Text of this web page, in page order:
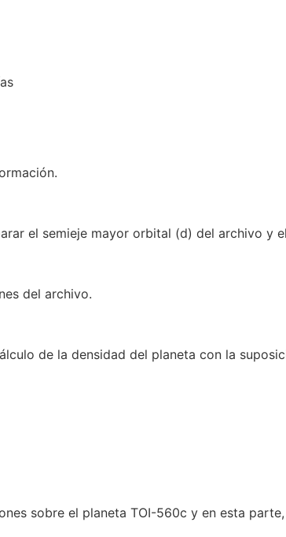
el semieje mayor orbital (d) del archivo y
del archivo.
de la densidad del planeta con la
sobre el planeta TOI-560c y en esta